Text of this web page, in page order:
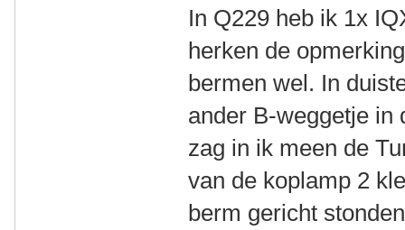
In Q229 heb ik 1x
herken de
bermen wel. In
ander B-weggetje in
zag in ik meen de
van de koplamp 2
berm gericht